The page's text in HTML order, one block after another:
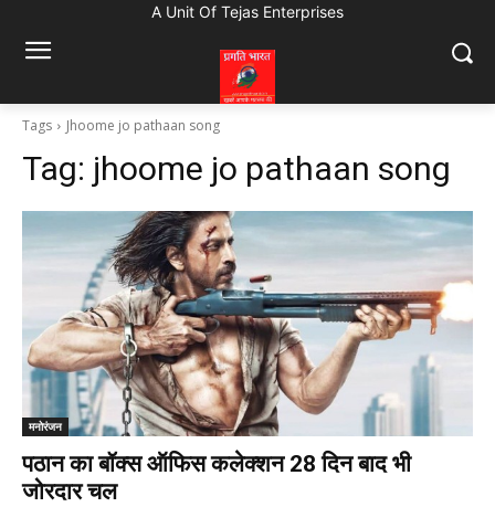
A Unit Of Tejas Enterprises
Tags Jhoome jo pathaan song
Tag: jhoome jo pathaan song
मनोरंजन
पठान का बॉक्स ऑफिस कलेक्शन 28 दिन बाद भी
जोरदार चल